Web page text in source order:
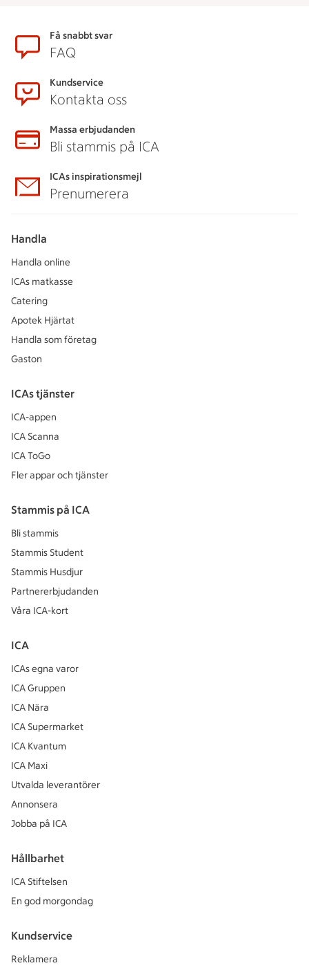
SidfotFå snabbt svar
FAQ
Kundservice
Kontakta oss
Massa erbjudanden
Bli stammis på ICA
ICAs inspirationsmejl
Prenumerera
Handla
Handla online
ICAs matkasse
Catering
Apotek Hjärtat
Handla som företag
Gaston
ICAs tjänster
ICA-appen
ICA Scanna
ICA ToGo
Fler appar och tjänster
Stammis på ICA
Bli stammis
Stammis Student
Stammis Husdjur
Partnererbjudanden
Våra ICA-kort
ICA
ICAs egna varor
ICA Gruppen
ICA Nära
ICA Supermarket
ICA Kvantum
ICA Maxi
Utvalda leverantörer
Annonsera
Jobba på ICA
Hållbarhet
ICA Stiftelsen
En god morgondag
Kundservice
Reklamera